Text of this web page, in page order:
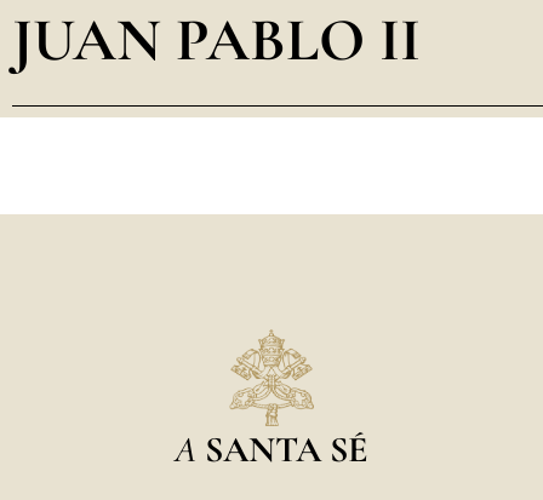
POLSKI
العربيّة
JUAN PABLO II
A SANTA SÉ